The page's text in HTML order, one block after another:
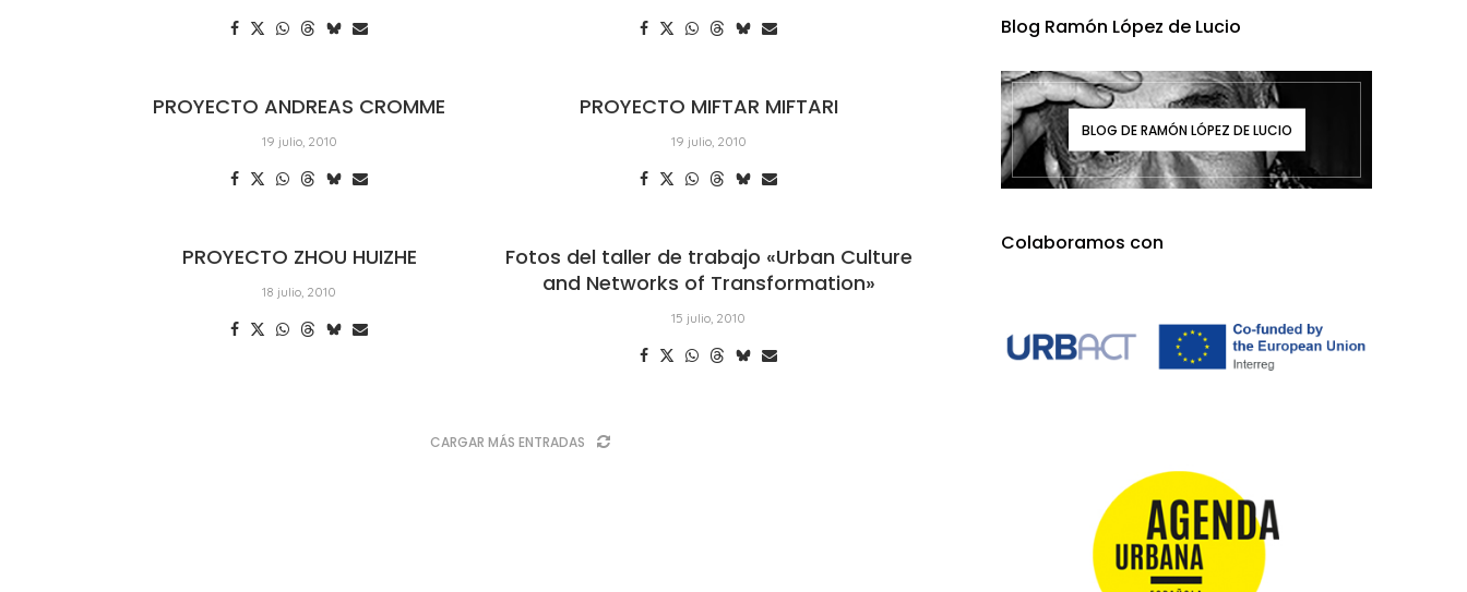
PROYECTO ANDREAS CROMME
19 julio, 2010
PROYECTO MIFTAR MIFTARI
19 julio, 2010
PROYECTO ZHOU HUIZHE
18 julio, 2010
Fotos del taller de trabajo «Urban Culture
and Networks of Transformation»
15 julio, 2010
CARGAR MÁS ENTRADAS
Blog Ramón López de Lucio
BLOG DE RAMÓN LÓPEZ DE LUCIO
Colaboramos con